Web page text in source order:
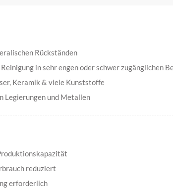
Rückständen
in sehr engen oder schwer zugänglichen
Keramik & viele Kunststoffe
Legierungen und Metallen
reduziert
erforderlich